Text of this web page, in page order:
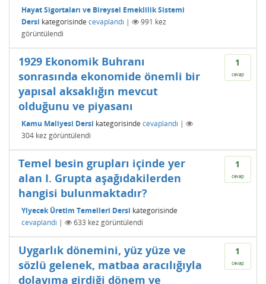
Hayat Sigortaları ve Bireysel Emeklilik Sistemi
Dersi kategorisinde cevaplandı | 991 kez
görüntülendi
1
cevap
1929 Ekonomik Buhranı
sonrasında ekonomide önemli bir
yapısal aksaklığın mevcut
olduğunu ve piyasanı
Kamu Maliyesi Dersi kategorisinde cevaplandı |
304 kez görüntülendi
1
cevap
Temel besin grupları içinde yer
alan I. Grupta aşağıdakilerden
hangisi bulunmaktadır?
Yiyecek Üretim Temelleri Dersi kategorisinde
cevaplandı | 633 kez görüntülendi
1
cevap
Uygarlık dönemini, yüz yüze ve
sözlü gelenek, matbaa aracılığıyla
dolayıma girdiği dönem ve